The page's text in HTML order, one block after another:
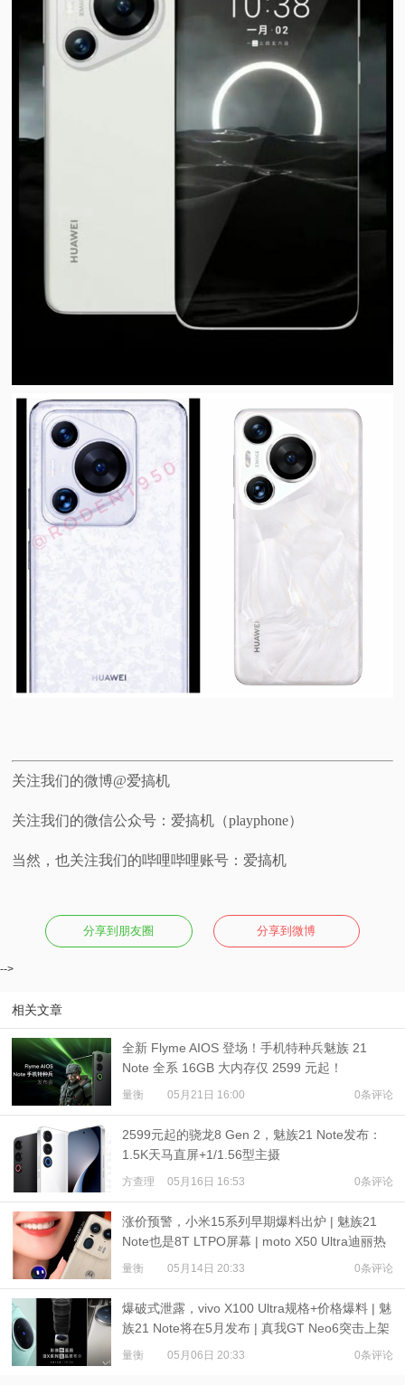
关注我们的微博@爱搞机
关注我们的微信公众号：爱搞机（playphone）
当然，也关注我们的哔哩哔哩账号：爱搞机
分享到朋友圈 分享到微博
-->
相关文章
全新 Flyme AIOS 登场！手机特种兵魅族 21
Note 全系 16GB 大内存仅 2599 元起！
量衡 05月21日 16:00 0条评论
2599元起的骁龙8 Gen 2，魅族21 Note发布：
1.5K天马直屏+1/1.56型主摄
方查理 05月16日 16:53 0条评论
涨价预警，小米15系列早期爆料出炉 | 魅族21
Note也是8T LTPO屏幕 | moto X50 Ultra迪丽热
巴样张
量衡 05月14日 20:33 0条评论
爆破式泄露，vivo X100 Ultra规格+价格爆料 | 魅
族21 Note将在5月发布 | 真我GT Neo6突击上架
量衡 05月06日 20:33 0条评论